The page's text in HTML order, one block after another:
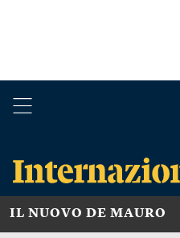
IL NUOVO DE MAURO